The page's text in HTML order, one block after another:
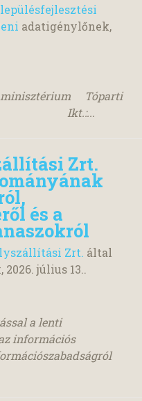
adatigénylőnek,
minisztérium Tóparti
Zrt.
és a
Zrt. által
2026. július 13..
a lenti
információs